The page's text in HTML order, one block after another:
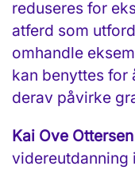
reduseres for
atferd som
omhandle
kan benyttes for
derav påvirke
Kai Ove Ottersen
videreutdanning